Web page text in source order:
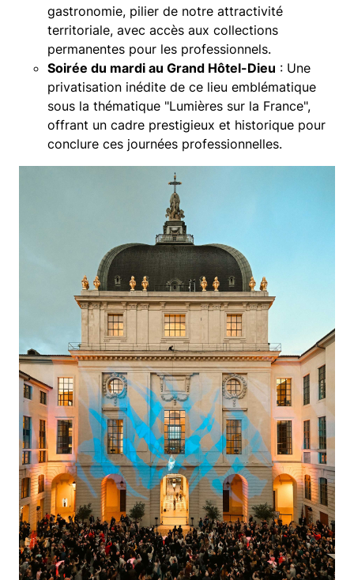
gastronomie, pilier de notre attractivité
territoriale, avec accès aux collections
permanentes pour les professionnels.
Soirée du mardi au Grand Hôtel-Dieu : Une
privatisation inédite de ce lieu emblématique
sous la thématique "Lumières sur la France",
offrant un cadre prestigieux et historique pour
conclure ces journées professionnelles.